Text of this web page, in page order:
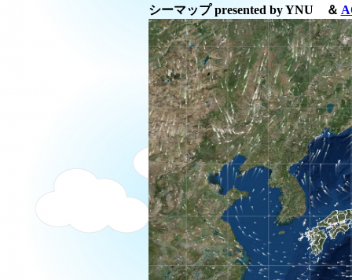
シーマップ presented by YNU ＆